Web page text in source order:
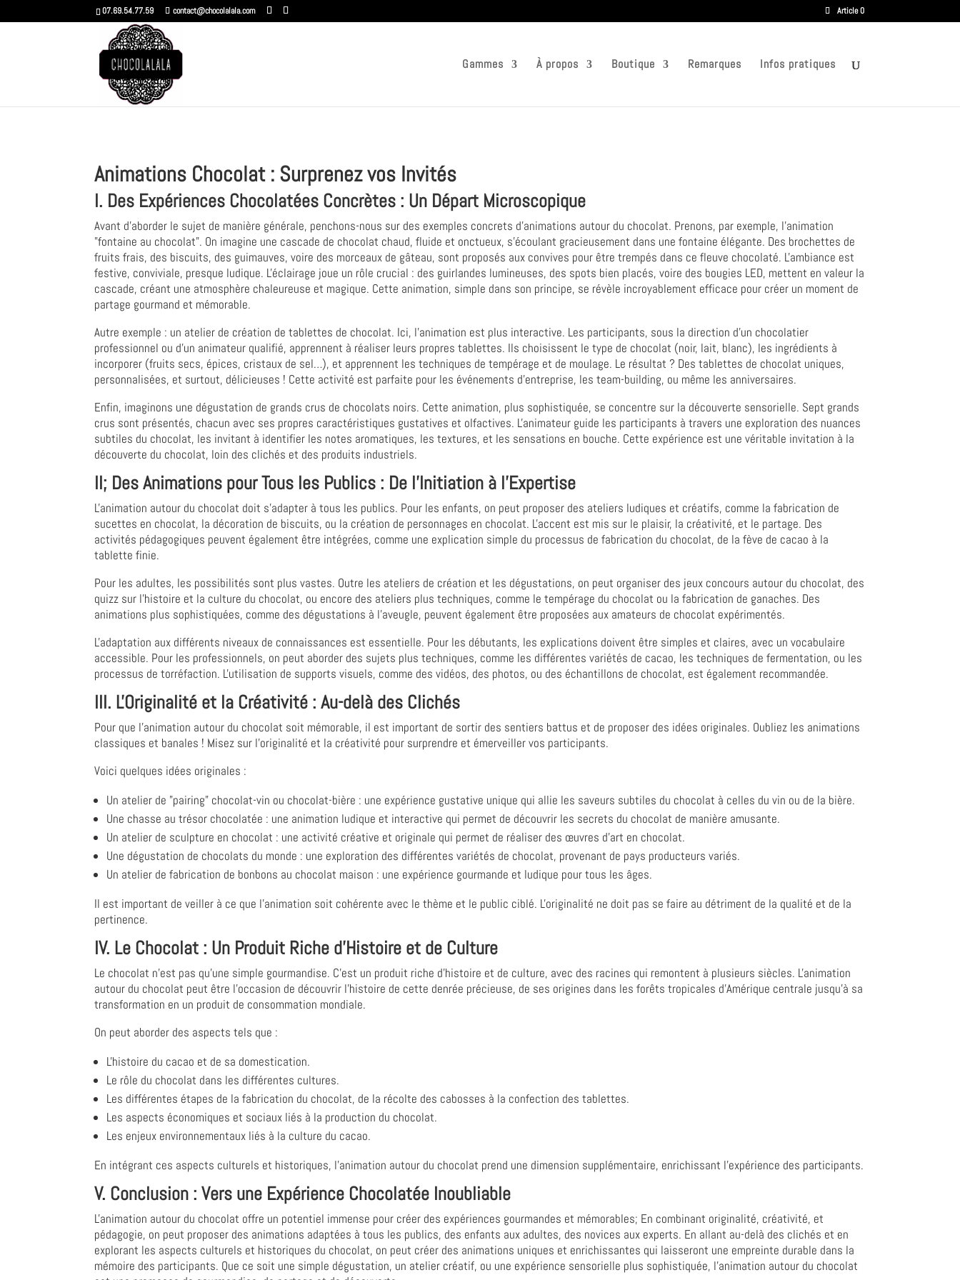
07.69.54.77.59 contact@chocolalala.com Article 0
Gammes À propos Boutique Remarques Infos pratiques
Animations Chocolat : Surprenez vos Invités
I. Des Expériences Chocolatées Concrètes : Un Départ Microscopique
Avant d'aborder le sujet de manière générale, penchons-nous sur des exemples concrets d'animations autour du chocolat. Prenons, par exemple, l'animation
"fontaine au chocolat". On imagine une cascade de chocolat chaud, fluide et onctueux, s'écoulant gracieusement dans une fontaine élégante. Des brochettes de
fruits frais, des biscuits, des guimauves, voire des morceaux de gâteau, sont proposés aux convives pour être trempés dans ce fleuve chocolaté. L'ambiance est
festive, conviviale, presque ludique. L'éclairage joue un rôle crucial : des guirlandes lumineuses, des spots bien placés, voire des bougies LED, mettent en valeur la
cascade, créant une atmosphère chaleureuse et magique. Cette animation, simple dans son principe, se révèle incroyablement efficace pour créer un moment de
partage gourmand et mémorable.
Autre exemple : un atelier de création de tablettes de chocolat. Ici, l'animation est plus interactive. Les participants, sous la direction d'un chocolatier
professionnel ou d'un animateur qualifié, apprennent à réaliser leurs propres tablettes. Ils choisissent le type de chocolat (noir, lait, blanc), les ingrédients à
incorporer (fruits secs, épices, cristaux de sel…), et apprennent les techniques de tempérage et de moulage. Le résultat ? Des tablettes de chocolat uniques,
personnalisées, et surtout, délicieuses ! Cette activité est parfaite pour les événements d'entreprise, les team-building, ou même les anniversaires.
Enfin, imaginons une dégustation de grands crus de chocolats noirs. Cette animation, plus sophistiquée, se concentre sur la découverte sensorielle. Sept grands
crus sont présentés, chacun avec ses propres caractéristiques gustatives et olfactives. L'animateur guide les participants à travers une exploration des nuances
subtiles du chocolat, les invitant à identifier les notes aromatiques, les textures, et les sensations en bouche. Cette expérience est une véritable invitation à la
découverte du chocolat, loin des clichés et des produits industriels.
II; Des Animations pour Tous les Publics : De l'Initiation à l'Expertise
L'animation autour du chocolat doit s'adapter à tous les publics. Pour les enfants, on peut proposer des ateliers ludiques et créatifs, comme la fabrication de
sucettes en chocolat, la décoration de biscuits, ou la création de personnages en chocolat. L'accent est mis sur le plaisir, la créativité, et le partage. Des
activités pédagogiques peuvent également être intégrées, comme une explication simple du processus de fabrication du chocolat, de la fève de cacao à la
tablette finie.
Pour les adultes, les possibilités sont plus vastes. Outre les ateliers de création et les dégustations, on peut organiser des jeux concours autour du chocolat, des
quizz sur l'histoire et la culture du chocolat, ou encore des ateliers plus techniques, comme le tempérage du chocolat ou la fabrication de ganaches. Des
animations plus sophistiquées, comme des dégustations à l'aveugle, peuvent également être proposées aux amateurs de chocolat expérimentés.
L'adaptation aux différents niveaux de connaissances est essentielle. Pour les débutants, les explications doivent être simples et claires, avec un vocabulaire
accessible. Pour les professionnels, on peut aborder des sujets plus techniques, comme les différentes variétés de cacao, les techniques de fermentation, ou les
processus de torréfaction. L'utilisation de supports visuels, comme des vidéos, des photos, ou des échantillons de chocolat, est également recommandée.
III. L'Originalité et la Créativité : Au-delà des Clichés
Pour que l'animation autour du chocolat soit mémorable, il est important de sortir des sentiers battus et de proposer des idées originales. Oubliez les animations
classiques et banales ! Misez sur l'originalité et la créativité pour surprendre et émerveiller vos participants.
Voici quelques idées originales :
Un atelier de "pairing" chocolat-vin ou chocolat-bière : une expérience gustative unique qui allie les saveurs subtiles du chocolat à celles du vin ou de la bière.
Une chasse au trésor chocolatée : une animation ludique et interactive qui permet de découvrir les secrets du chocolat de manière amusante.
Un atelier de sculpture en chocolat : une activité créative et originale qui permet de réaliser des œuvres d'art en chocolat.
Une dégustation de chocolats du monde : une exploration des différentes variétés de chocolat, provenant de pays producteurs variés.
Un atelier de fabrication de bonbons au chocolat maison : une expérience gourmande et ludique pour tous les âges.
Il est important de veiller à ce que l'animation soit cohérente avec le thème et le public ciblé. L'originalité ne doit pas se faire au détriment de la qualité et de la
pertinence.
IV. Le Chocolat : Un Produit Riche d'Histoire et de Culture
Le chocolat n'est pas qu'une simple gourmandise. C'est un produit riche d'histoire et de culture, avec des racines qui remontent à plusieurs siècles. L'animation
autour du chocolat peut être l'occasion de découvrir l'histoire de cette denrée précieuse, de ses origines dans les forêts tropicales d'Amérique centrale jusqu'à sa
transformation en un produit de consommation mondiale.
On peut aborder des aspects tels que :
L'histoire du cacao et de sa domestication.
Le rôle du chocolat dans les différentes cultures.
Les différentes étapes de la fabrication du chocolat, de la récolte des cabosses à la confection des tablettes.
Les aspects économiques et sociaux liés à la production du chocolat.
Les enjeux environnementaux liés à la culture du cacao.
En intégrant ces aspects culturels et historiques, l'animation autour du chocolat prend une dimension supplémentaire, enrichissant l'expérience des participants.
V. Conclusion : Vers une Expérience Chocolatée Inoubliable
L'animation autour du chocolat offre un potentiel immense pour créer des expériences gourmandes et mémorables; En combinant originalité, créativité, et
pédagogie, on peut proposer des animations adaptées à tous les publics, des enfants aux adultes, des novices aux experts. En allant au-delà des clichés et en
explorant les aspects culturels et historiques du chocolat, on peut créer des animations uniques et enrichissantes qui laisseront une empreinte durable dans la
mémoire des participants. Que ce soit une simple dégustation, un atelier créatif, ou une expérience sensorielle plus sophistiquée, l'animation autour du chocolat